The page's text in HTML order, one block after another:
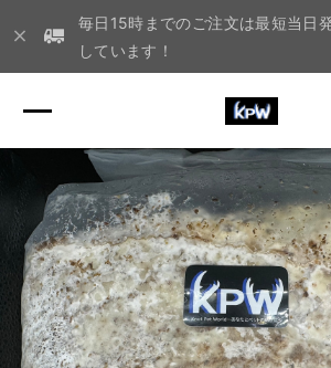
毎日15時までのご注文は最短当日
しています！